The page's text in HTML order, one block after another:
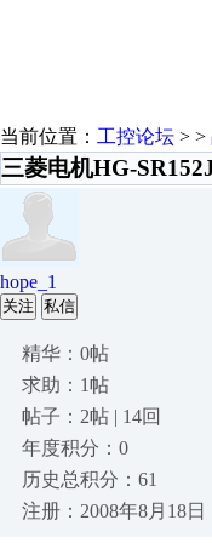
当前位置： 工控论坛 > >
三菱电机HG-
hope_1
关注 私信
精华：0帖
求助：1帖
帖子：2帖 | 14回
年度积分：0
历史总积分：61
注册：2008年8月18日